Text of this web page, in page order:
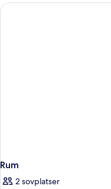
Rum
2 sovplatser